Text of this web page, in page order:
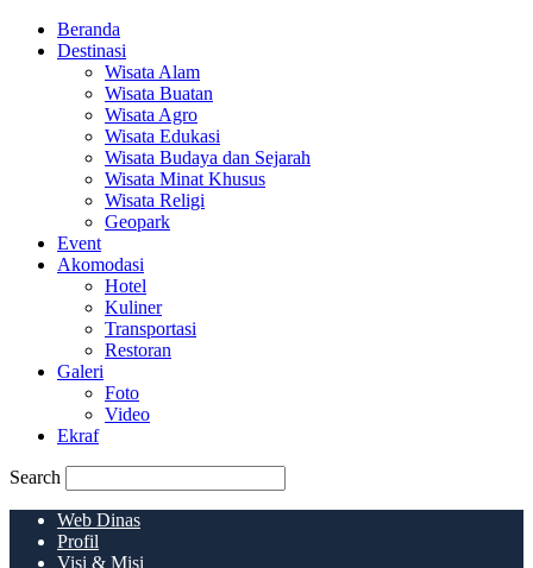
Beranda
Destinasi
Wisata Alam
Wisata Buatan
Wisata Agro
Wisata Edukasi
Wisata Budaya dan Sejarah
Wisata Minat Khusus
Wisata Religi
Geopark
Event
Akomodasi
Hotel
Kuliner
Transportasi
Restoran
Galeri
Foto
Video
Ekraf
Search
Web Dinas
Profil
Visi & Misi